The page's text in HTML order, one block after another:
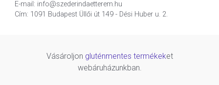
E-mail: info@szederindaetterem.hu
Cím: 1091 Budapest Üllői út 149 - Dési Huber u. 2.
Vásároljon gluténmentes termékeket
webáruházunkban.